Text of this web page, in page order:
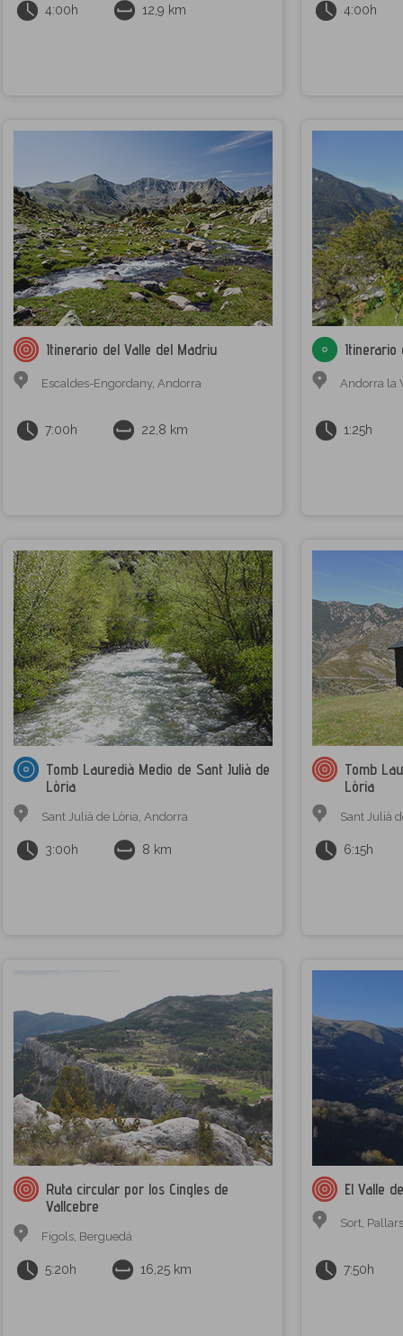
4:00h 12,9 km 4:00h
Itinerario del Valle del Madriu
Escaldes-Engordany, Andorra
7:00h 22,8 km
Itinerario
Andorra la
1:25h
Tomb Lauredià Medio de Sant Julià de
Lòria
Sant Julià de Lòria, Andorra
3:00h 8 km
Tomb
Lòria
Sant Julià
6:15h
Ruta circular por los Cingles de
Vallcebre
Fígols, Berguedá
5:20h 16,25 km
El Valle
Sort,
7:50h